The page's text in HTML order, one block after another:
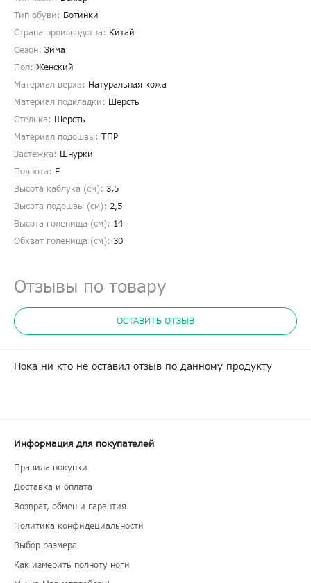
Тип обуви: Ботинки
Страна производства: Китай
Сезон: Зима
Пол: Женский
Материал верха: Натуральная кожа
Материал подкладки: Шерсть
Стелька: Шерсть
Материал подошвы: ТПР
Застёжка: Шнурки
Полнота: F
Высота каблука (см): 3,5
Высота подошвы (см): 2,5
Высота голенища (cм): 14
Обхват голенища (cм): 30
Отзывы по товару
ОСТАВИТЬ ОТЗЫВ
Пока ни кто не оставил отзыв по данному продукту
Информация для покупателей
Правила покупки
Доставка и оплата
Возврат, обмен и гарантия
Политика конфидециальности
Выбор размера
Как измерить полноту ноги